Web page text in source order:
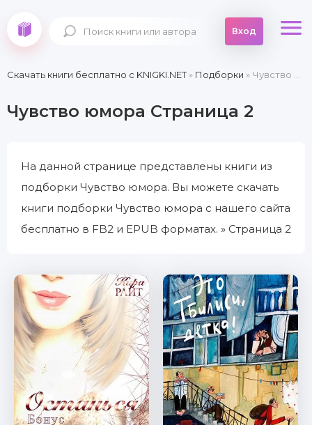
Вход
Скачать книги бесплатно c KNIGKI.NET» Подборки » Чувство юмора » Страница 2
Чувство юмора Страница 2
На данной странице представлены книги из
подборки Чувство юмора. Вы можете скачать
книги подборки Чувство юмора с нашего сайта
бесплатно в FB2 и EPUB форматах. » Страница 2